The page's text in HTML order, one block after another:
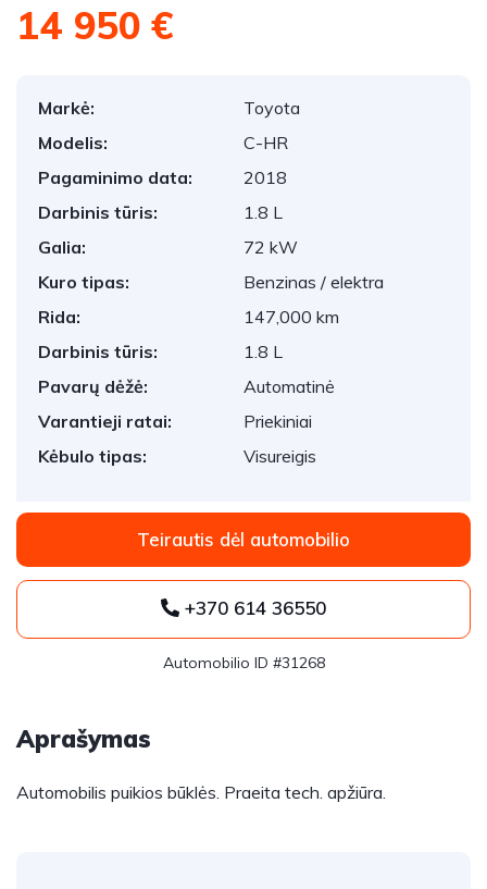
14 950 €
Markė:
Toyota
Modelis:
C-HR
Pagaminimo data:
2018
Darbinis tūris:
1.8 L
Galia:
72 kW
Kuro tipas:
Benzinas / elektra
Rida:
147,000 km
Darbinis tūris:
1.8 L
Pavarų dėžė:
Automatinė
Varantieji ratai:
Priekiniai
Kėbulo tipas:
Visureigis
Teirautis dėl automobilio
+370 614 36550
Automobilio ID #31268
Aprašymas
Automobilis puikios būklės. Praeita tech. apžiūra.